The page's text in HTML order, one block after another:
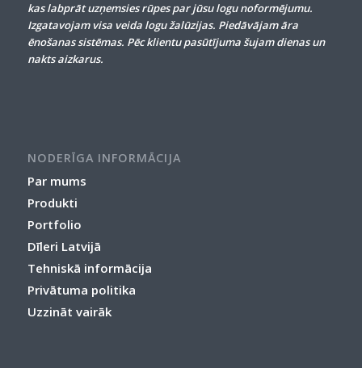
kas labprāt uzņemsies rūpes par jūsu logu noformējumu.
Izgatavojam visa veida logu žalūzijas. Piedāvājam āra
ēnošanas sistēmas. Pēc klientu pasūtījuma šujam dienas un
nakts aizkarus.
NODERĪGA INFORMĀCIJA
Par mums
Produkti
Portfolio
Dīleri Latvijā
Tehniskā informācija
Privātuma politika
Uzzināt vairāk